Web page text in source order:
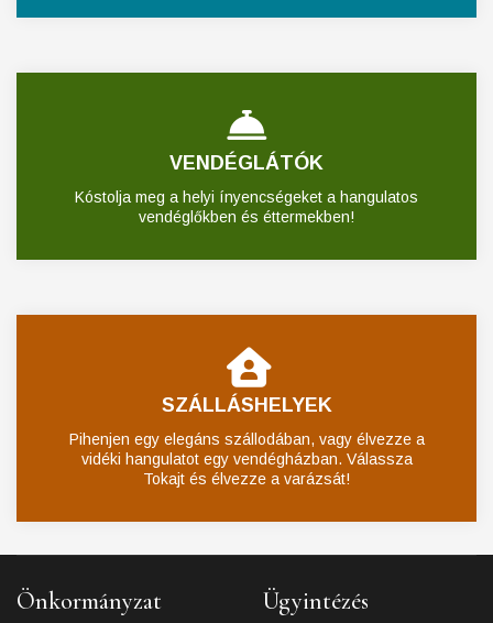
VENDÉGLÁTÓK
Kóstolja meg a helyi ínyencségeket a hangulatos
vendéglőkben és éttermekben!
SZÁLLÁSHELYEK
Pihenjen egy elegáns szállodában, vagy élvezze a
vidéki hangulatot egy vendégházban. Válassza
Tokajt és élvezze a varázsát!
Önkormányzat Ügyintézés